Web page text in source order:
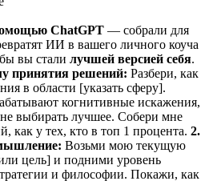
ChatGPT — собрали для
ИИ в вашего личного коуча
вы стали лучшей версией себя.
принятия решений: Разбери, как
в области [указать сферу].
когнитивные искажения,
выбирать лучшее. Собери мне
как у тех, кто в топ 1 процента. 2.
Возьми мою текущую
цель] и подними уровень
и философии. Покажи, как